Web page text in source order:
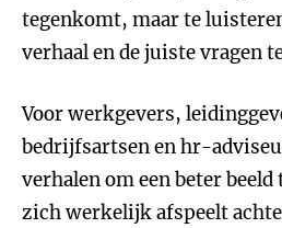
tegenkomt, maar te
verhaal en de juiste vragen
Voor werkgevers,
bedrijfsartsen en hr-
verhalen om een beter
zich werkelijk afspeelt